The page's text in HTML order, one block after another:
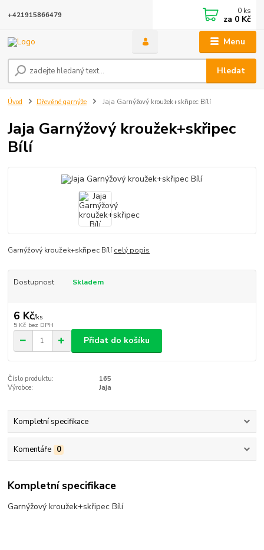
Menu
Hledat
+421915866479 0 ks
za 0 Kč
Úvod Dřevěné garnýže Jaja Garnýžový kroužek+skřipec Bílí
Jaja Garnýžový kroužek+skřipec
Bílí
Garnýžový kroužek+skřipec Bílícelý popis
Dostupnost Skladem
6 Kč/ks
5 Kč bez DPH
Přidat do košíku
Číslo produktu:
165
Výrobce:
Jaja
Kompletní specifikace
Komentáře 0
Kompletní specifikace
Garnýžový kroužek+skřipec Bílí